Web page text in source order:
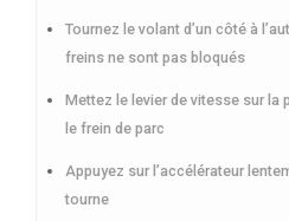
Tournez le volant d’un côté à
freins ne sont pas bloqués
Mettez le levier de vitesse sur la
le frein de parc
Appuyez sur l’accélérateur
tourne